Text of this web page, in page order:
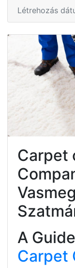
Létrehozás
Carpet
A
Carpet